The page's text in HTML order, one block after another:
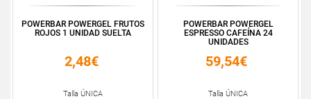
POWERBAR POWERGEL FRUTOS
ROJOS 1 UNIDAD SUELTA
2,48€
Talla ÚNICA
POWERBAR POWERGEL
ESPRESSO CAFEÍNA 24
UNIDADES
59,54€
Talla ÚNICA